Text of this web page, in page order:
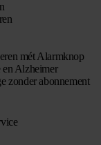
mét Alarmknop
en Alzheimer
zonder abonnement